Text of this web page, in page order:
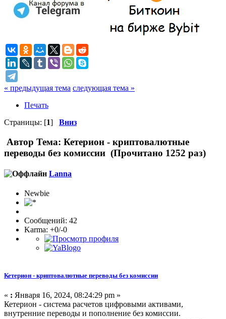
« предыдущая тема следующая тема »
Печать
Страницы: [1] Вниз
Автор Тема: Кетерион - криптовалютные
переводы без комиссии (Прочитано 1252 раз)
Lanna
Newbie
Сообщений: 42
Karma: +0/-0
Кетерион - криптовалютные переводы без комиссии
« : Января 16, 2024, 08:24:29 pm »
Кетерион - система расчетов цифровыми активами,
внутренние переводы и пополнение без комиссии.